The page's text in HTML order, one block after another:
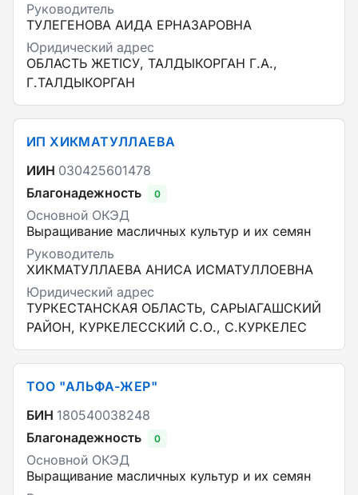
Руководитель
ТУЛЕГЕНОВА АИДА ЕРНАЗАРОВНА
Юридический адрес
ОБЛАСТЬ ЖЕТІСУ, ТАЛДЫКОРГАН Г.А.,
Г.ТАЛДЫКОРГАН
ИП ХИКМАТУЛЛАЕВА
ИИН 030425601478
Благонадежность
0
Основной ОКЭД
Выращивание масличных культур и их семян
Руководитель
ХИКМАТУЛЛАЕВА АНИСА ИСМАТУЛЛОЕВНА
Юридический адрес
ТУРКЕСТАНСКАЯ ОБЛАСТЬ, САРЫАГАШСКИЙ
РАЙОН, КУРКЕЛЕССКИЙ С.О., С.КУРКЕЛЕС
ТОО "АЛЬФА-ЖЕР"
БИН 180540038248
Благонадежность
0
Основной ОКЭД
Выращивание масличных культур и их семян